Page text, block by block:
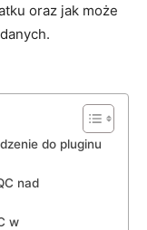
oraz jak może
do‌ pluginu⁣
nad
w